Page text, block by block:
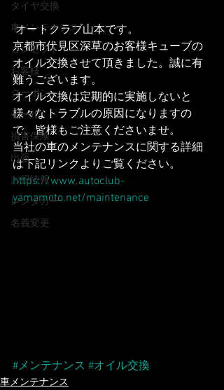
タイヤ交換
車メンテナンス
コンセプト
お客様
クーポン
セール
損害保険
出張
お得情報
レンタカー
名義変更
オートクラブ山本です。
京都市伏見区深草のお客様キューブの
オイル交換させて頂きました。誠に有
難うございます。
オイル交換は定期的に実施しないと
様々なトラブルの原因になりますの
で、皆様もご注意くださいませ。
当社の車のメンテナンスに関する詳細
は下記リンクよりご覧ください。
https://www.autoclub-
yamamoto.net/maintenance
#メンテナンス #オイル交換
車メンテナンス